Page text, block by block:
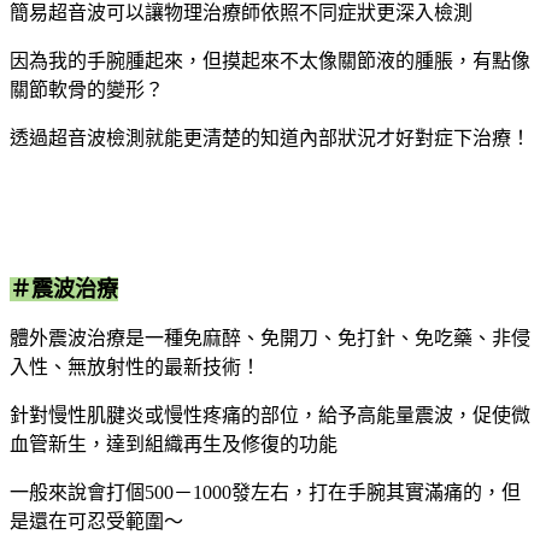
簡易超音波可以讓物理治療師依照不同症狀更深入檢測
因為我的手腕腫起來，但摸起來不太像關節液的腫脹，有點像
關節軟骨的變形？
透過超音波檢測就能更清楚的知道內部狀況才好對症下治療！
＃震波治療
體外震波治療是一種免麻醉、免開刀、免打針、免吃藥、非侵
入性、無放射性的最新技術！
針對慢性肌腱炎或慢性疼痛的部位，給予高能量震波，促使微
血管新生，達到組織再生及修復的功能
一般來說會打個500－1000發左右，打在手腕其實滿痛的，但
是還在可忍受範圍～